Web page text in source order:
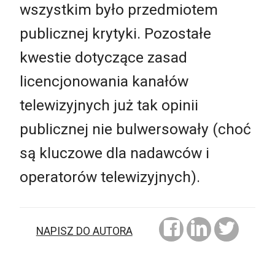
wszystkim było przedmiotem
publicznej krytyki. Pozostałe
kwestie dotyczące zasad
licencjonowania kanałów
telewizyjnych już tak opinii
publicznej nie bulwersowały (choć
są kluczowe dla nadawców i
operatorów telewizyjnych).
NAPISZ DO AUTORA